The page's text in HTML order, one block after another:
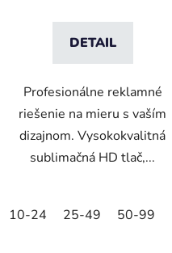
DETAIL
Profesionálne reklamné
riešenie na mieru s vaším
dizajnom. Vysokokvalitná
sublimačná HD tlač,...
10-24 25-49 50-99